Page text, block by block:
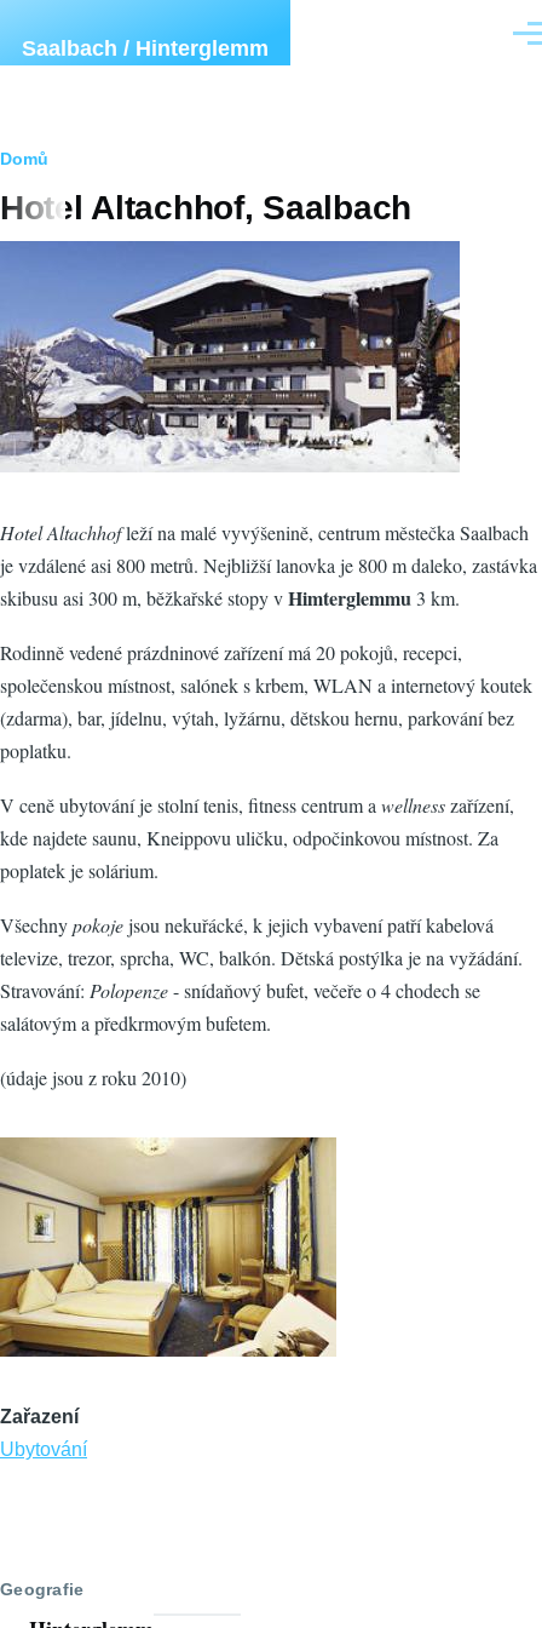
Saalbach / Hinterglemm
Drobečková
navigace
Domů
Hotel Altachhof, Saalbach
Hotel Altachhofleží na malé vyvýšenině, centrum městečka Saalbach
je vzdálené asi 800 metrů. Nejbližší lanovka je 800 m daleko, zastávka
skibusu asi 300 m, běžkařské stopy vHimterglemmu 3 km.
Rodinně vedené prázdninové zařízení má 20 pokojů, recepci,
společenskou místnost, salónek s krbem, WLAN a internetový koutek
(zdarma), bar, jídelnu, výtah, lyžárnu, dětskou hernu, parkování bez
poplatku.
V ceně ubytování je stolní tenis, fitness centrum a wellnesszařízení,
kde najdete saunu, Kneippovu uličku, odpočinkovou místnost. Za
poplatek je solárium.
Všechnypokojejsou nekuřácké, k jejich vybavení patří kabelová
televize, trezor, sprcha, WC, balkón. Dětská postýlka je na vyžádání.
Stravování: Polopenze- snídaňový bufet, večeře o 4 chodech se
salátovým a předkrmovým bufetem.
(údaje jsou z roku 2010)
Zařazení
Ubytování
Geografie